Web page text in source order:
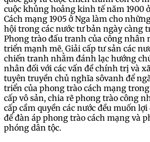
cuộc khủng hoảng kinh tế năm 1900
Cách mạng 1905 ở Nga làm cho
hội trong các nước tư bản ngày càng
Phong trào đấu tranh của công nhân
triển mạnh mẽ. Giải cấp tư sản các
chiến tranh nhằm đánh lạc hướng
nhân đối với các vấn đề chính trị và
tuyên truyền chủ nghĩa sôvanh để
triển của phong trào cách mạng
cấp vô sản, chia rẽ phong trào công
cấp cầm quyền các nước đều muốn
để đàn áp phong trào cách mạng và
phóng dân tộc.